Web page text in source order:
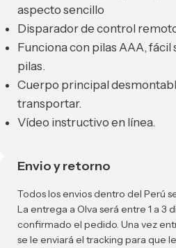
aspecto sencillo
Disparador de control
Funciona con pilas AAA, fácil
pilas.
Cuerpo principal
transportar.
Vídeo instructivo en línea.
Envio y retorno
Todos los envios dentro del Perú
La entrega a Olva será entre 1 a 3
confirmado el pedido. Una vez
se le enviará el tracking para que